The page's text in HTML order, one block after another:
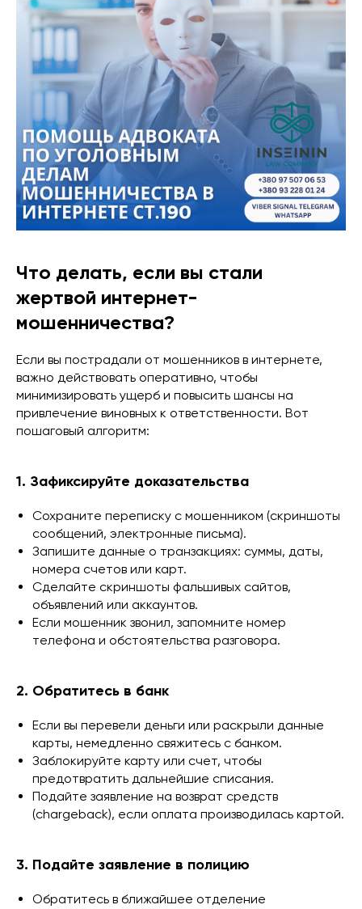
Что делать, если вы стали
жертвой интернет-
мошенничества?
Если вы пострадали от мошенников в интернете,
важно действовать оперативно, чтобы
минимизировать ущерб и повысить шансы на
привлечение виновных к ответственности. Вот
пошаговый алгоритм:
1. Зафиксируйте доказательства
Сохраните переписку с мошенником (скриншоты
сообщений, электронные письма).
Запишите данные о транзакциях: суммы, даты,
номера счетов или карт.
Сделайте скриншоты фальшивых сайтов,
объявлений или аккаунтов.
Если мошенник звонил, запомните номер
телефона и обстоятельства разговора.
2. Обратитесь в банк
Если вы перевели деньги или раскрыли данные
карты, немедленно свяжитесь с банком.
Заблокируйте карту или счет, чтобы
предотвратить дальнейшие списания.
Подайте заявление на возврат средств
(chargeback), если оплата производилась картой.
3. Подайте заявление в полицию
Обратитесь в ближайшее отделение